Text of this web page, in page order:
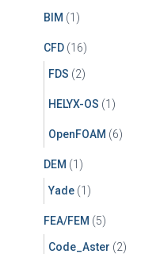
BIM (1)
CFD (16)
FDS (2)
HELYX-OS (1)
OpenFOAM (6)
DEM (1)
Yade (1)
FEA/FEM (5)
Code_Aster (2)